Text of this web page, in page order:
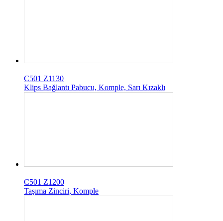
C501 Z1130
Klips Bağlantı Pabucu, Komple, Sarı Kızaklı
C501 Z1200
Taşıma Zinciri, Komple